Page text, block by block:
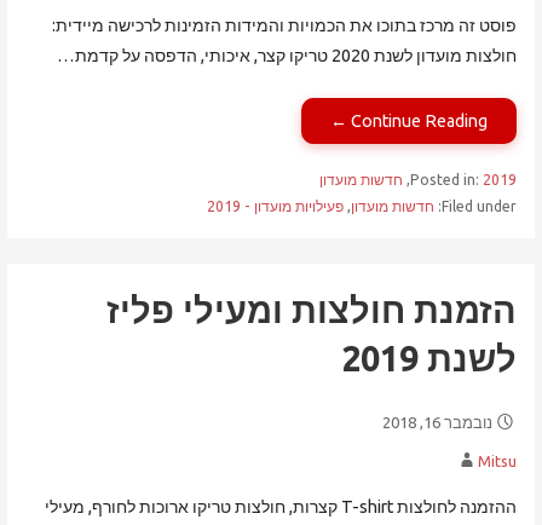
פוסט זה מרכז בתוכו את הכמויות והמידות הזמינות לרכישה מיידית:
חולצות מועדון לשנת 2020 טריקו קצר, איכותי, הדפסה על קדמת…
Continue Reading ←
Posted in: 2019
, חדשות מועדון
Filed under:
חדשות מועדון, פעילויות מועדון - 2019
הזמנת חולצות ומעילי פליז
לשנת 2019
נובמבר 16, 2018
Mitsu
ההזמנה לחולצות T-shirt קצרות, חולצות טריקו ארוכות לחורף, מעילי